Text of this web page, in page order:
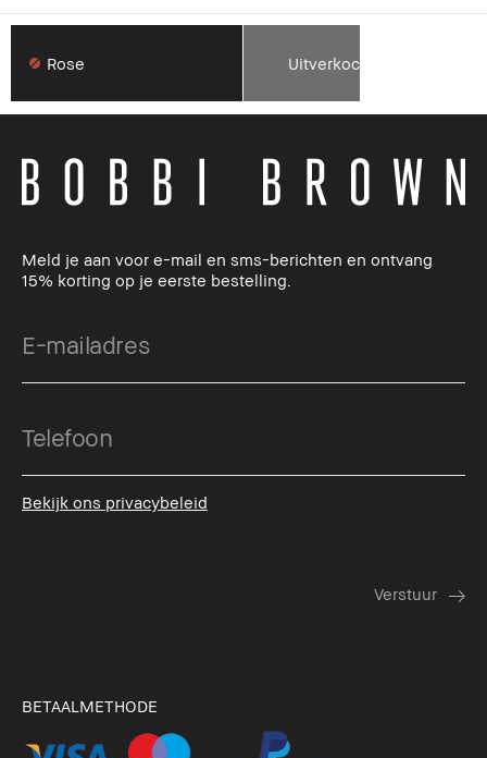
Rose Uitverkocht
Meld je aan voor e-mail en sms-berichten en ontvang
15% korting op je eerste bestelling.
Bekijk ons privacybeleid
BETAALMETHODE